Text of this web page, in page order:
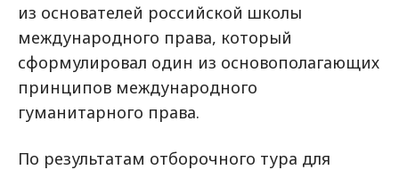
из основателей российской школы
международного права, который
сформулировал один из основополагающих
принципов международного
гуманитарного права.
По результатам отборочного тура для